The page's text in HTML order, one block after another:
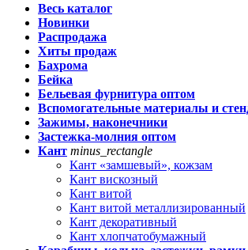
Весь каталог
Новинки
Распродажа
Хиты продаж
Бахрома
Бейка
Бельевая фурнитура оптом
Вспомогательные материалы и
Зажимы, наконечники
Застежка-молния оптом
Кант minus_rectangle
Кант «замшевый», кожзам
Кант вискозный
Кант витой
Кант витой металлизированный
Кант декоративный
Кант хлопчатобумажный